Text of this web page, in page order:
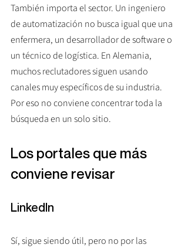
También importa el sector. Un ingeniero
de automatización no busca igual que una
enfermera, un desarrollador de software o
un técnico de logística. En Alemania,
muchos reclutadores siguen usando
canales muy específicos de su industria.
Por eso no conviene concentrar toda la
búsqueda en un solo sitio.
Los portales que más
conviene revisar
LinkedIn
Sí, sigue siendo útil, pero no por las